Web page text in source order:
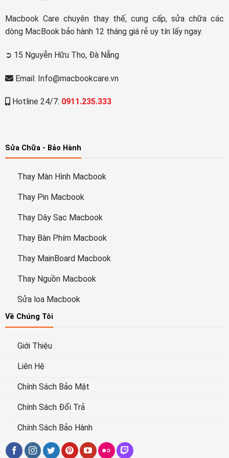
Macbook Care chuyên thay thế, cung cấp, sửa chữa các
dòng MacBook bảo hành 12 tháng giá rẻ uy tín lấy ngay.
➲ 15 Nguyễn Hữu Thọ, Đà Nẵng
Email: Info@macbookcare.vn
Hotline 24/7: 0911.235.333
Sửa Chữa - Bảo Hành
Thay Màn Hình Macbook
Thay Pin Macbook
Thay Dây Sạc Macbook
Thay Bàn Phím Macbook
Thay MainBoard Macbook
Thay Nguồn Macbook
Sửa loa Macbook
Về Chúng Tôi
Giới Thiệu
Liên Hệ
Chính Sách Bảo Mật
Chính Sách Đổi Trả
Chính Sách Bảo Hành